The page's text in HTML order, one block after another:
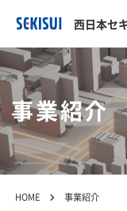
西日本セ
事業紹介
HOME 事業紹介